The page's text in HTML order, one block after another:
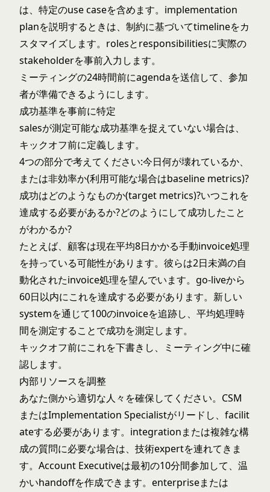
は、特定のuse caseを含めます。implementation
planを説明するときは、制約に基づいてtimelineをカ
スタマイズします。rolesとresponsibilitiesに実際の
stakeholderを事前入力します。
ミーティングの24時間前にagendaを送信して、参加
者が準備できるようにします。
成功基準を事前に特定
salesが測定可能な成功基準を捉えていない場合は、
キックオフ前に定義します。
4つの部分で考えてください:今日何が壊れているか、
または非効率か(利用可能な場合はbaseline metrics)?
成功はどのようなものか(target metrics)?いつこれを
達成する必要があるか?どのようにして成功したこと
がわかるか?
たとえば、顧客は現在平均8日かかる手動invoice処理
を持っている可能性があります。彼らは2日未満の自
動化されたinvoice処理を望んでいます。go-liveから
60日以内にこれを達成する必要があります。新しい
systemを通じて100のinvoiceを追跡し、平均処理時
間を測定することで成功を測定します。
キックオフ前にこれを下書きし、ミーティング中に確
認します。
内部リソースを調整
あなた側から適切な人々を確保してください。CSM
またはImplementation Specialistがリードし、facilit
ateする必要があります。integrationまたは複雑な構
成の質問に必要な場合は、技術expertを連れてきま
す。Account Executiveは最初の10分間参加して、温
かいhandoffを作成できます。enterpriseまたは